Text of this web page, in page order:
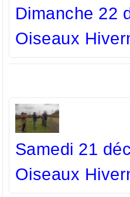
Dimanche 22
Oiseaux
Samedi 21
Oiseaux